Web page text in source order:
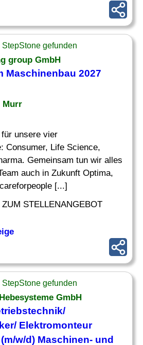
gefunden
group GmbH
Maschinenbau 2027
Murr
unsere vier
Consumer, Life Science,
Gemeinsam tun wir alles
auch in Zukunft Optima,
[...]
STELLENANGEBOT
gefunden
GmbH
Elektromonteur
(m/w/d) Maschinen- und